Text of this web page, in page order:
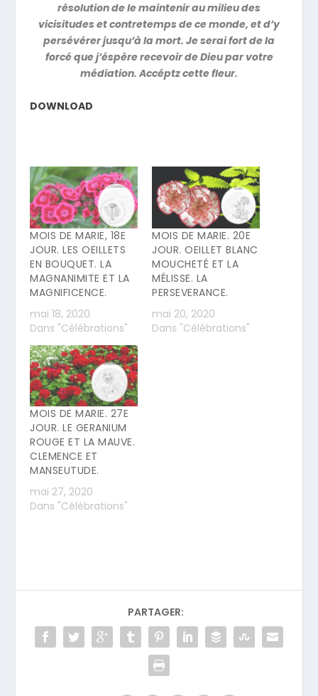
résolution de le maintenir au milieu des
vicisitudes et contretemps de ce monde, et d’y
persévérer jusqu’à la mort. Je serai fort de la
forcé que j’éspère recevoir de Dieu par votre
médiation. Accéptz cette fleur.
DOWNLOAD
MOIS DE MARIE, 18E
JOUR. LES OEILLETS
EN BOUQUET. LA
MAGNANIMITE ET LA
MAGNIFICENCE.
mai 18, 2020
Dans "Célébrations"
MOIS DE MARIE. 20E
JOUR. OEILLET BLANC
MOUCHETÉ ET LA
MÉLISSE. LA
PERSEVERANCE.
mai 20, 2020
Dans "Célébrations"
MOIS DE MARIE. 27E
JOUR. LE GERANIUM
ROUGE ET LA MAUVE.
CLEMENCE ET
MANSEUTUDE.
mai 27, 2020
Dans "Célébrations"
PARTAGER: